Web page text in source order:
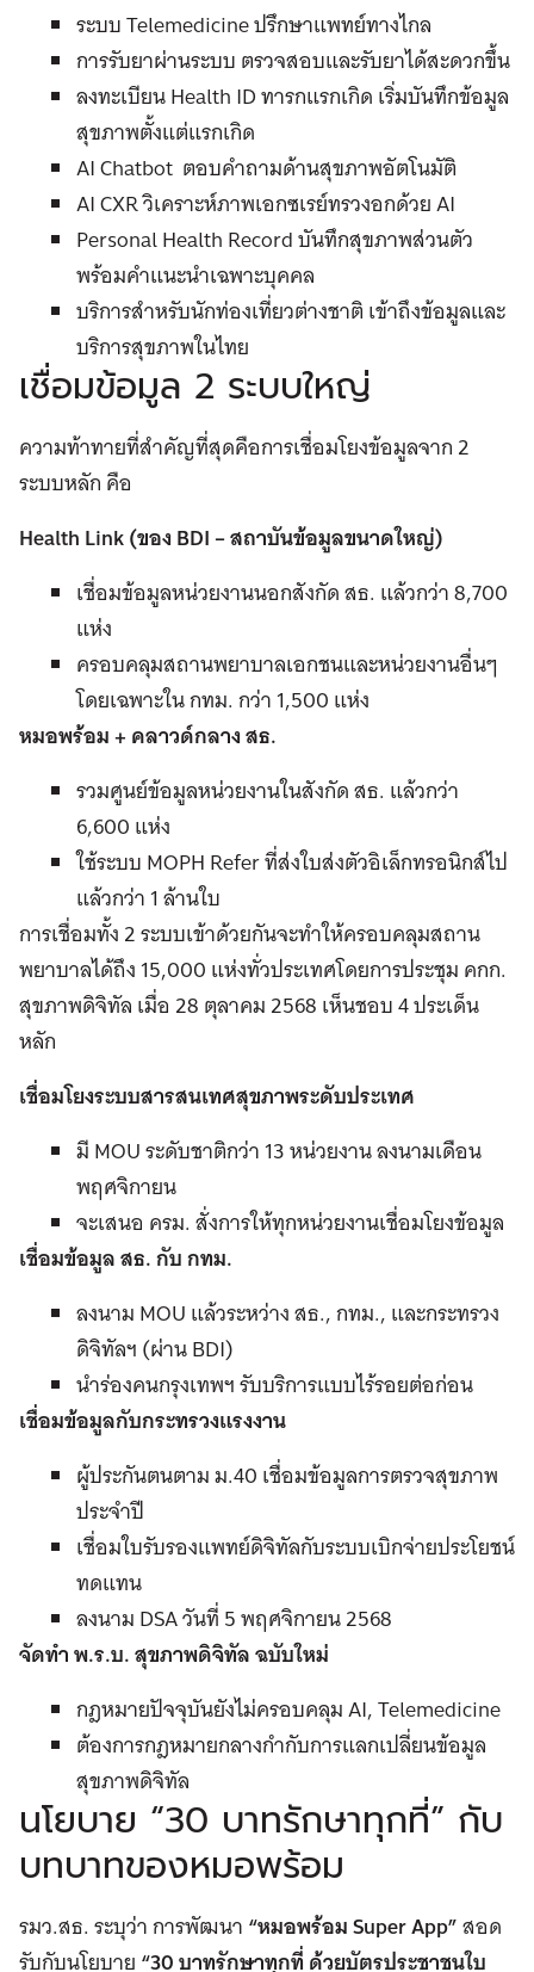
ระบบ Telemedicine ปรึกษาแพทย์ทางไกล
การรับยาผ่านระบบ ตรวจสอบและรับยาได้สะดวกขึ้น
ลงทะเบียน Health ID ทารกแรกเกิด เริ่มบันทึกข้อมูล
สุขภาพตั้งแต่แรกเกิด
AI Chatbot ตอบคำถามด้านสุขภาพอัตโนมัติ
AI CXR วิเคราะห์ภาพเอกซเรย์ทรวงอกด้วย AI
Personal Health Record บันทึกสุขภาพส่วนตัว
พร้อมคำแนะนำเฉพาะบุคคล
บริการสำหรับนักท่องเที่ยวต่างชาติ เข้าถึงข้อมูลและ
บริการสุขภาพในไทย
เชื่อมข้อมูล 2 ระบบใหญ่
ความท้าทายที่สำคัญที่สุดคือการเชื่อมโยงข้อมูลจาก 2
ระบบหลัก คือ
Health Link (ของ BDI – สถาบันข้อมูลขนาดใหญ่)
เชื่อมข้อมูลหน่วยงานนอกสังกัด สธ. แล้วกว่า 8,700
แห่ง
ครอบคลุมสถานพยาบาลเอกชนและหน่วยงานอื่นๆ
โดยเฉพาะใน กทม. กว่า 1,500 แห่ง
หมอพร้อม + คลาวด์กลาง สธ.
รวมศูนย์ข้อมูลหน่วยงานในสังกัด สธ. แล้วกว่า
6,600 แห่ง
ใช้ระบบ MOPH Refer ที่ส่งใบส่งตัวอิเล็กทรอนิกส์ไป
แล้วกว่า 1 ล้านใบ
การเชื่อมทั้ง 2 ระบบเข้าด้วยกันจะทำให้ครอบคลุมสถาน
พยาบาลได้ถึง 15,000 แห่งทั่วประเทศโดยการประชุม คกก.
สุขภาพดิจิทัล เมื่อ 28 ตุลาคม 2568 เห็นชอบ 4 ประเด็น
หลัก
เชื่อมโยงระบบสารสนเทศสุขภาพระดับประเทศ
มี MOU ระดับชาติกว่า 13 หน่วยงาน ลงนามเดือน
พฤศจิกายน
จะเสนอ ครม. สั่งการให้ทุกหน่วยงานเชื่อมโยงข้อมูล
เชื่อมข้อมูล สธ. กับ กทม.
ลงนาม MOU แล้วระหว่าง สธ., กทม., และกระทรวง
ดิจิทัลฯ (ผ่าน BDI)
นำร่องคนกรุงเทพฯ รับบริการแบบไร้รอยต่อก่อน
เชื่อมข้อมูลกับกระทรวงแรงงาน
ผู้ประกันตนตาม ม.40 เชื่อมข้อมูลการตรวจสุขภาพ
ประจำปี
เชื่อมใบรับรองแพทย์ดิจิทัลกับระบบเบิกจ่ายประโยชน์
ทดแทน
ลงนาม DSA วันที่ 5 พฤศจิกายน 2568
จัดทำ พ.ร.บ. สุขภาพดิจิทัล ฉบับใหม่
กฎหมายปัจจุบันยังไม่ครอบคลุม AI, Telemedicine
ต้องการกฎหมายกลางกำกับการแลกเปลี่ยนข้อมูล
สุขภาพดิจิทัล
นโยบาย “30 บาทรักษาทุกที่” กับ
บทบาทของหมอพร้อม
รมว.สธ. ระบุว่า การพัฒนา“หมอพร้อมSuper App”สอด
รับกับนโยบาย“30 บาทรักษาทุกที่ ด้วยบัตรประชาชนใบ